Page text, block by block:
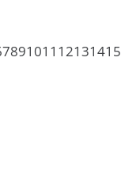
7891011 12131415